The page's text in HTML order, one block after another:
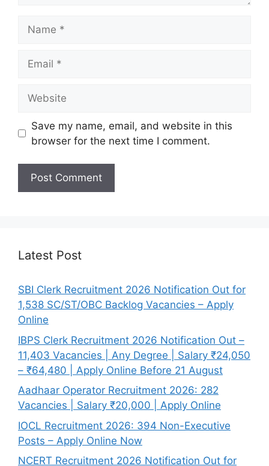
Save my name, email, and website in this
browser for the next time I comment.
Latest Post
SBI Clerk Recruitment 2026 Notification Out for
1,538 SC/ST/OBC Backlog Vacancies – Apply
Online
IBPS Clerk Recruitment 2026 Notification Out –
11,403 Vacancies | Any Degree | Salary ₹24,050
– ₹64,480 | Apply Online Before 21 August
Aadhaar Operator Recruitment 2026: 282
Vacancies | Salary ₹20,000 | Apply Online
IOCL Recruitment 2026: 394 Non-Executive
Posts – Apply Online Now
NCERT Recruitment 2026 Notification Out for